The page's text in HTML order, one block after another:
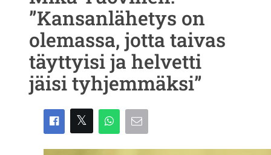
”Kansanlähetys on
olemassa, jotta taivas
täyttyisi ja helvetti
jäisi tyhjemmäksi”